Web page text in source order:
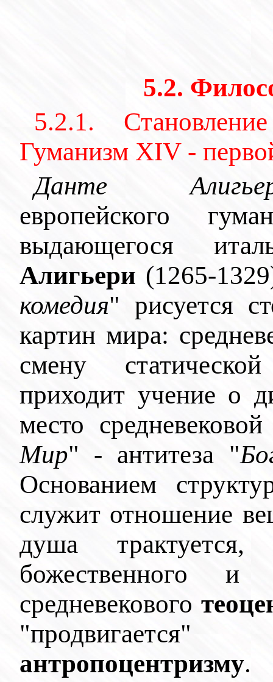
5.2.
5.2.1.
Гуманизм XIV -
Данте
европейского
выдающегося
Алигьери (1265-
комедия" рисуется
картин мира:
смену
приходит учение о
место
Мир" - антитеза "
Основанием
служит отношение
душа
божественного
средневекового
антропоцентризму.